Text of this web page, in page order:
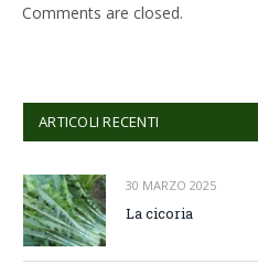
Comments are closed.
ARTICOLI RECENTI
30 MARZO 2025
La cicoria